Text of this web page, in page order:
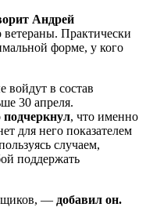
Андрей
Практически
форме, у кого
войдут в состав
30 апреля.
, что именно
для него показателем
случаем,
поддержать
— добавил он.